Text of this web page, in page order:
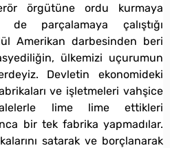
örgütüne ordu kurmaya
de parçalamaya çalıştığı
Amerikan darbesinden beri
ülkemizi uçurumun
Devletin ekonomideki
ve işletmeleri vahşice
lime lime ettikleri
bir tek fabrika yapmadılar.
satarak ve borçlanarak